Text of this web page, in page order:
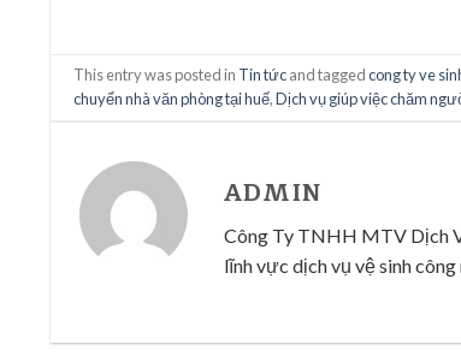
This entry was posted in Tin tứcand taggedcong ty ve
chuyển nhà văn phòng tại huế,Dịch vụ giúp việc chăm
ADMIN
Công Ty TNHH MTV Dịch
lĩnh vực dịch vụ vệ sinh công